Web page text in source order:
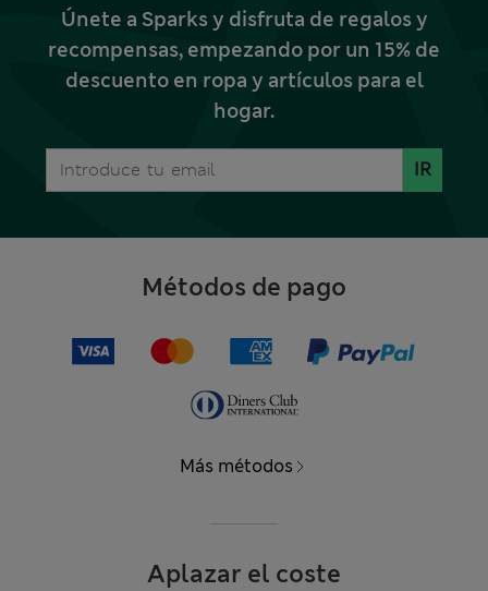
Únete a Sparks y disfruta de regalos y
recompensas, empezando por un 15% de
descuento en ropa y artículos para el
hogar.
IR
Métodos de pago
Más métodos
Aplazar el coste